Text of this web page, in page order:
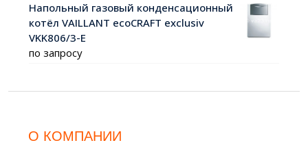
Напольный газовый конденсационный
котёл VAILLANT ecoCRAFT exclusiv
VKK806/3-E
по запросу
О КОМПАНИИ